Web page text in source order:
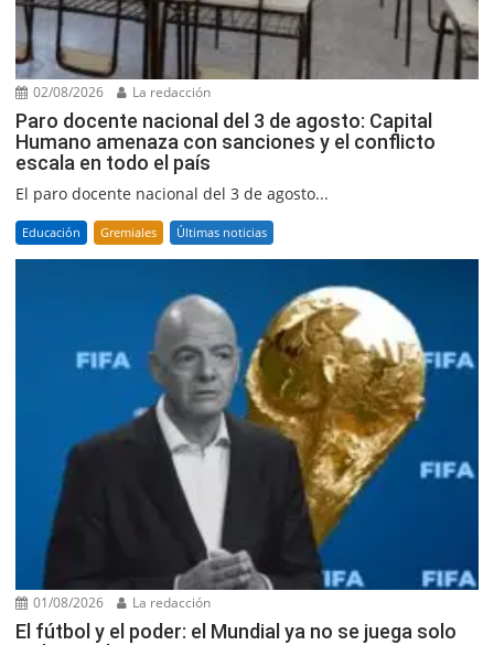
02/08/2026 La redacción
Paro docente nacional del 3 de agosto: Capital
Humano amenaza con sanciones y el conflicto
escala en todo el país
El paro docente nacional del 3 de agosto...
Educación Gremiales Últimas noticias
01/08/2026 La redacción
El fútbol y el poder: el Mundial ya no se juega solo